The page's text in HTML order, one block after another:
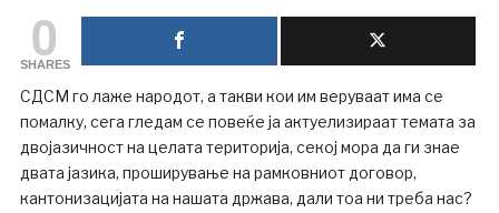
0
SHARES
СДСМ го лаже народот, а такви кои им веруваат има се
помалку, сега гледам се повеќе ја актуелизираат темата за
двојазичност на целата територија, секој мора да ги знае
двата јазика, проширување на рамковниот договор,
кантонизацијата на нашата држава, дали тоа ни треба нас?